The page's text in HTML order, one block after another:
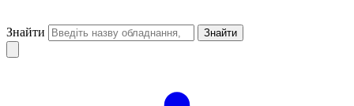
Знайти Знайти